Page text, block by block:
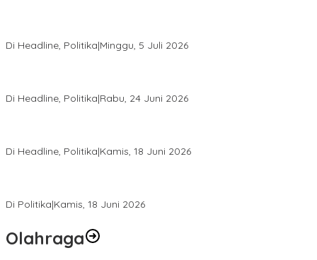
Di Headline, Politika|Minggu, 5 Juli 2026
Di Headline, Politika|Rabu, 24 Juni 2026
Di Headline, Politika|Kamis, 18 Juni 2026
Di Politika|Kamis, 18 Juni 2026
Olahraga